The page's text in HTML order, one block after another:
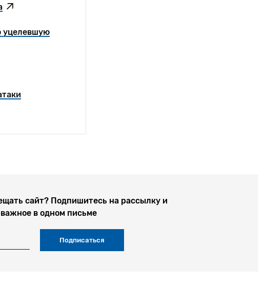
уцелевшую
сайт? Подпишитесь на рассылку и
в одном письме